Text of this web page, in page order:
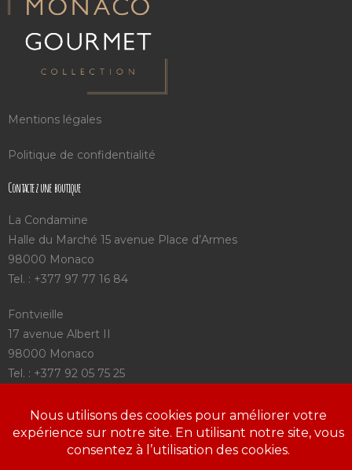
Mentions légales
Politique de confidentialité
Contactez une boutique
La Condamine
Halle du Marché 15 avenue Place d’Armes
98000 Monaco
Tel. : +377 97 77 16 84
Fontvieille
17 avenue Albert II
98000 Monaco
Tel. : +377 92 05 75 25
Saint Charles
3 avenue Saint Charles
98000 Monaco